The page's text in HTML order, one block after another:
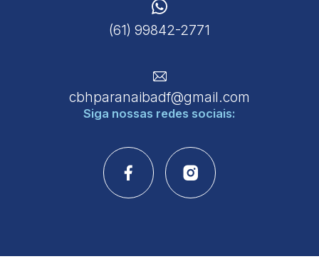
(61) 99842-2771
cbhparanaibadf@gmail.com
Siga nossas redes sociais: